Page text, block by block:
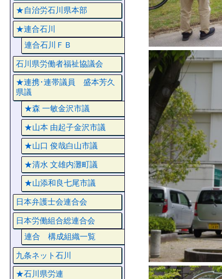
★自治労石川県本部
★連合石川
連合石川ＦＢ
石川県労働者福祉協議会
★連携･連帯議員 盛本芳久
県議
★森 一敏金沢市議
★山本 由起子金沢市議
★山口 俊哉白山市議
★清水 文雄内灘町議
★山添和良七尾市議
日本弁護士会連合会
日本労働組合総連合会
連合 構成組織一覧
九条ネット石川
★石川県労連